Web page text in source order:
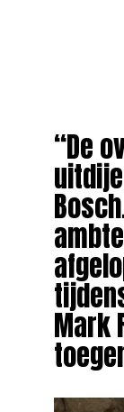
“De
Mark